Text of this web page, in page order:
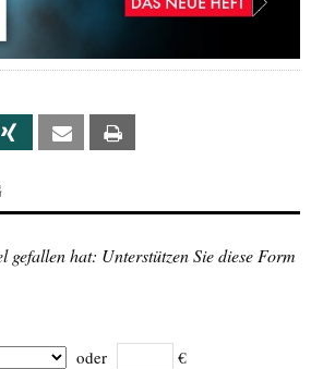
Xing Email
gefallen hat: Unterstützen Sie diese Form
oder €